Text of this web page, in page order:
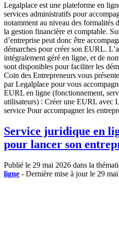
Legalplace est une plateforme en
services administratifs pour
notamment au niveau des formalités
la gestion financière et comptable.
d’entreprise peut donc être
démarches pour créer son EURL.
intégralement géré en ligne, et de
sont disponibles pour faciliter les
Coin des Entrepreneurs vous
par Legalplace pour vous
EURL en ligne (fonctionnement,
utilisateurs) : Créer une EURL avec
service Pour accompagner les
Service juridique en
pour lancer son
Publié le 29 mai 2026 dans la
ligne - Dernière mise à jour le 29